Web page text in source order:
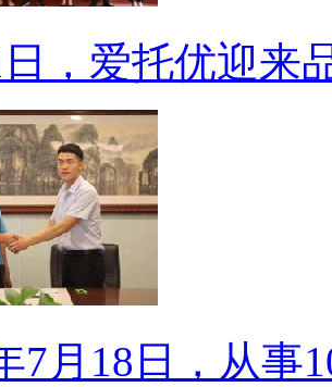
，爱托优迎来
7月18日，从事